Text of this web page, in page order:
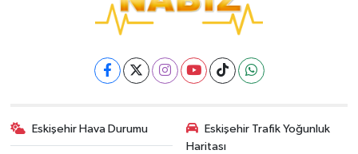
Eskişehir Hava Durumu
Eskişehir Trafik Yoğunluk
Haritası